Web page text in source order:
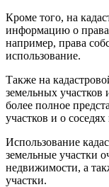
Кроме того, на
информацию о
например, права
использование.
Также на
земельных участков
более полное
участков и о
Использование
земельные участки
недвижимости, а
участки.